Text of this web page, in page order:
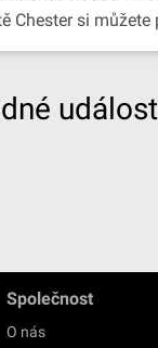
Chester si
Společnost
O nás